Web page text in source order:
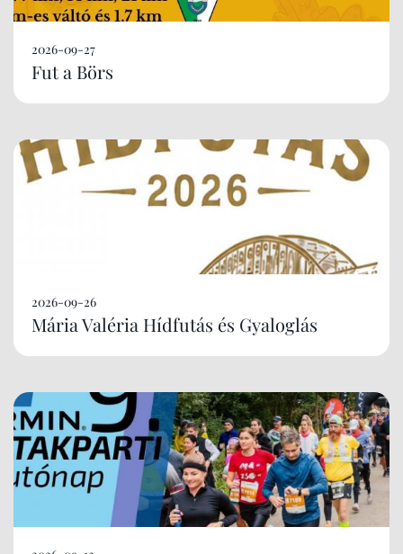
2026-09-27
Fut a Börs
2026-09-26
Mária Valéria Hídfutás és Gyaloglás